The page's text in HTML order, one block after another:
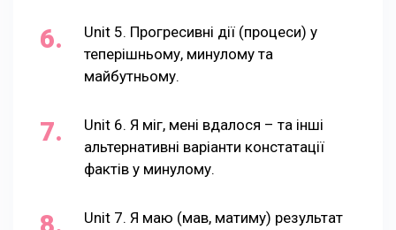
Unit 5. Прогресивні дії (процеси) у
теперішньому, минулому та
майбутньому.
Unit 6. Я міг, мені вдалося – та інші
альтернативні варіанти констатації
фактів у минулому.
Unit 7. Я маю (мав, матиму) результат